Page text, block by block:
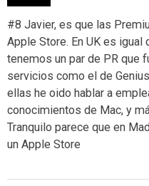
#8 Javier, es que las
Apple Store. En UK es igual
tenemos un par de PR que
servicios como el de
ellas he oido hablar a
conocimientos de Mac, y
Tranquilo parece que en
un Apple Store